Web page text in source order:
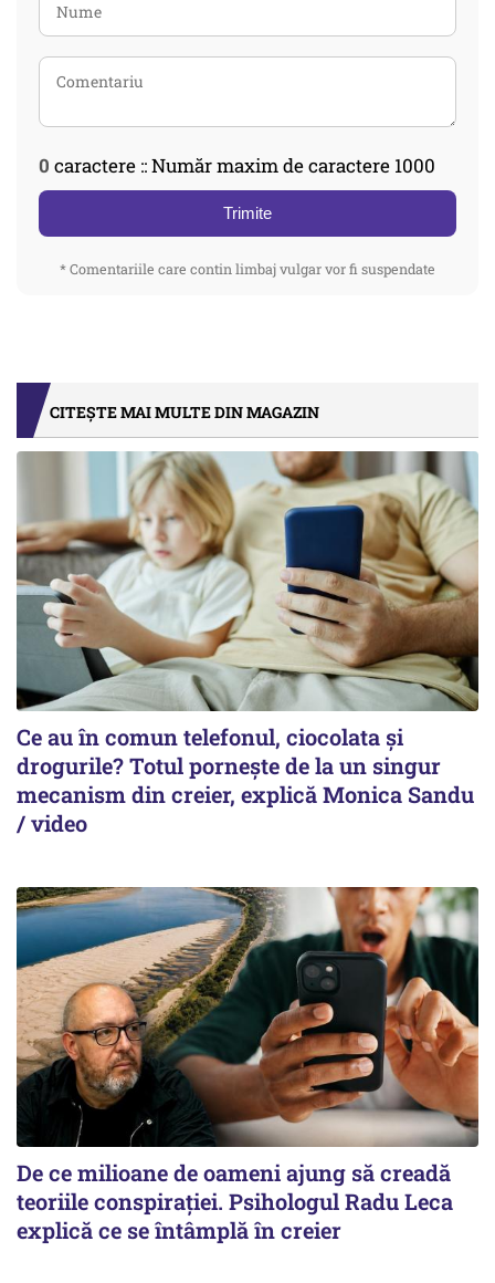
0 caractere :: Număr maxim de caractere 1000
Trimite
* Comentariile care contin limbaj vulgar vor fi suspendate
CITEȘTE MAI MULTE DIN MAGAZIN
Ce au în comun telefonul, ciocolata și
drogurile? Totul pornește de la un singur
mecanism din creier, explică Monica Sandu
/ video
De ce milioane de oameni ajung să creadă
teoriile conspirației. Psihologul Radu Leca
explică ce se întâmplă în creier